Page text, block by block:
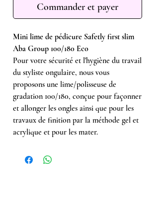
Commander et payer
Mini lime de pédicure Safetly first slim
Aba Group 100/180 Eco
Pour votre sécurité et l'hygiène du travail
du styliste ongulaire, nous vous
proposons une lime/polisseuse de
gradation 100/180, conçue pour façonner
et allonger les ongles ainsi que pour les
travaux de finition par la méthode gel et
acrylique et pour les mater.